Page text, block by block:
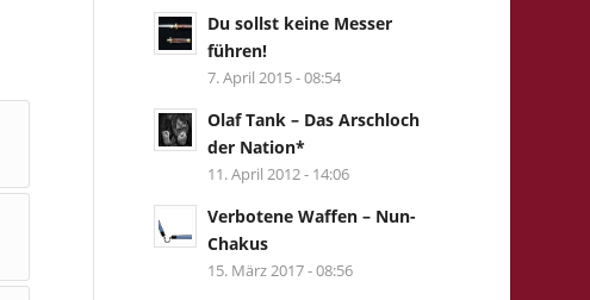
Du sollst keine Messer
führen!
7. April 2015 - 08:54
Olaf Tank – Das Arschloch
der Nation*
11. April 2012 - 14:06
Verbotene Waffen – Nun-
Chakus
15. März 2017 - 08:56